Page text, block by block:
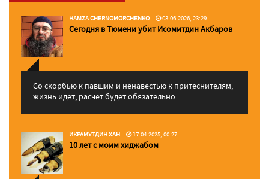
HAMZA CHERNOMORCHENKO 03.06.2026, 23:29
Сегодня в Тюмени убит Исомитдин Акбаров
Со скорбью к павшим и ненавестью к притеснителям,
жизнь идет, расчет будет обязательно. ...
ИКРАМУТДИН ХАН 17.04.2025, 00:27
10 лет с моим хиджабом